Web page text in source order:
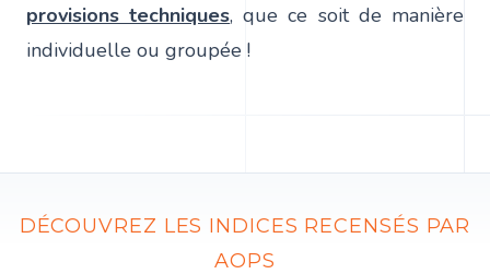
provisions techniques, que ce soit de manière
individuelle ou groupée !
DÉCOUVREZ LES INDICES RECENSÉS PAR
AOPS